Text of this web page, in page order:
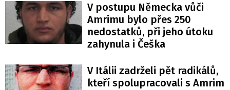
V postupu Německa vůči
Amrimu bylo přes 250
nedostatků, při jeho útoku
zahynula i Češka
V Itálii zadrželi pět radikálů,
kteří spolupracovali s Amrim